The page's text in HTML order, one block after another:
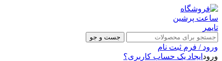
جست و جو
ورود / فرم ثبت نام
ورود ایجاد یک حساب کاربری؟